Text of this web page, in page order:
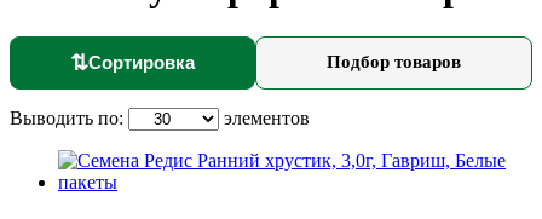
⇅Сортировка Подбор товаров
Выводить по: элементов